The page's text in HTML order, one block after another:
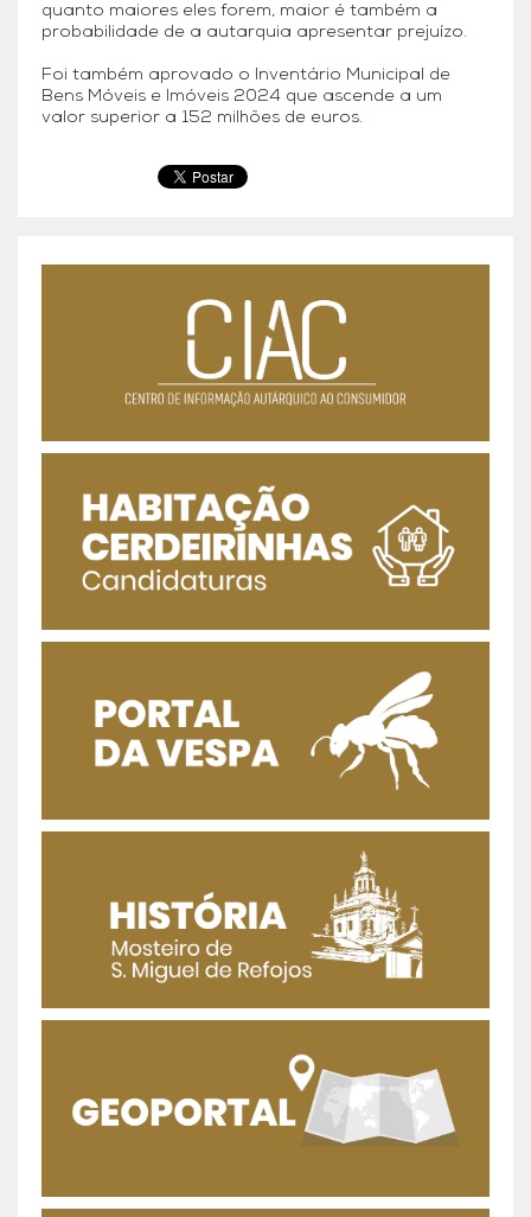
quanto maiores eles forem, maior é também a
probabilidade de a autarquia apresentar prejuízo.
Foi também aprovado o Inventário Municipal de
Bens Móveis e Imóveis 2024 que ascende a um
valor superior a 152 milhões de euros.